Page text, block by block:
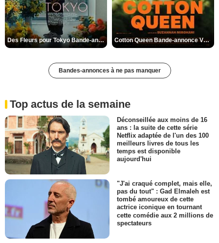
Des Fleurs pour Tokyo Bande-annonce VO STFR Cotton Queen Bande-annonce VO STFR
Bandes-annonces à ne pas manquer
Top actus de la semaine
Déconseillée aux moins de 16
ans : la suite de cette série
Netflix adaptée de l'un des 100
meilleurs livres de tous les
temps est disponible
aujourd'hui
"J'ai craqué complet, mais elle,
pas du tout" : Gad Elmaleh est
tombé amoureux de cette
actrice iconique en tournant
cette comédie aux 2 millions de
spectateurs